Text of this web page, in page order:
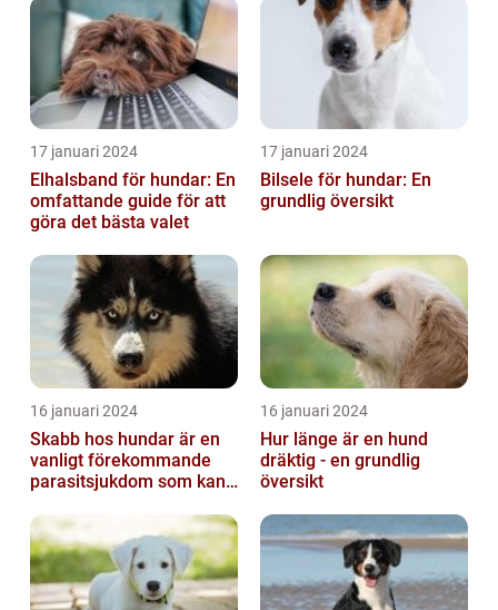
17 januari 2024
Elhalsband för hundar: En
omfattande guide för att
göra det bästa valet
17 januari 2024
Bilsele för hundar: En
grundlig översikt
16 januari 2024
Skabb hos hundar är en
vanligt förekommande
parasitsjukdom som kan
och smittsa...
16 januari 2024
Hur länge är en hund
dräktig - en grundlig
översikt